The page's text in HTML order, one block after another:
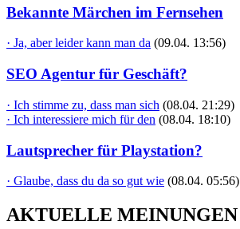
Bekannte Märchen im Fernsehen
· Ja, aber leider kann man da (09.04. 13:56)
SEO Agentur für Geschäft?
· Ich stimme zu, dass man sich (08.04. 21:29)
· Ich interessiere mich für den (08.04. 18:10)
Lautsprecher für Playstation?
· Glaube, dass du da so gut wie (08.04. 05:56)
AKTUELLE MEINUNGEN